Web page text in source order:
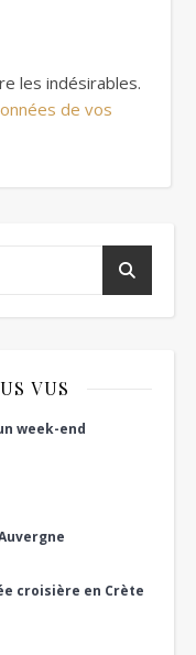
les indésirables.
de vos
VUS
week-end
croisière en Crète